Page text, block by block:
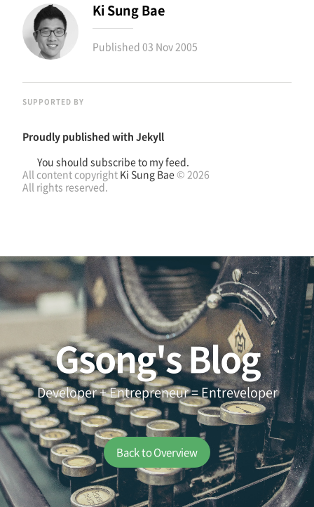
Ki Sung Bae
Published 03 Nov 2005
SUPPORTED BY
Proudly published with Jekyll
You should subscribe to my feed.
All content copyright Ki Sung Bae© 2026
All rights reserved.
Gsong's Blog
Developer + Entrepreneur = Entreveloper
Back to Overview